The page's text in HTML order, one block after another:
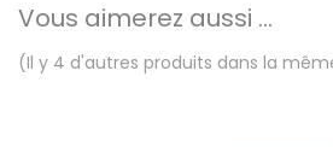
Vous aimerez aussi ...
(Il y 4 d'autres produits dans la